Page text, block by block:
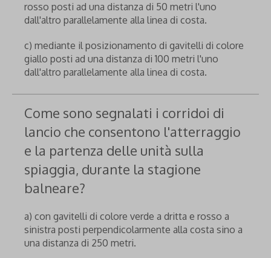
rosso posti ad una distanza di 50 metri l'uno
dall'altro parallelamente alla linea di costa.
c) mediante il posizionamento di gavitelli di colore
giallo posti ad una distanza di 100 metri l'uno
dall'altro parallelamente alla linea di costa.
Come sono segnalati i corridoi di
lancio che consentono l'atterraggio
e la partenza delle unità sulla
spiaggia, durante la stagione
balneare?
a) con gavitelli di colore verde a dritta e rosso a
sinistra posti perpendicolarmente alla costa sino a
una distanza di 250 metri.